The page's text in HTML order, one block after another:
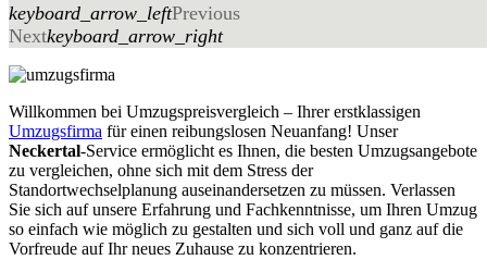
keyboard_arrow_leftPrevious
Nextkeyboard_arrow_right
Willkommen bei Umzugspreisvergleich – Ihrer erstklassigen
Umzugsfirma für einen reibungslosen Neuanfang! Unser
Neckertal-Service ermöglicht es Ihnen, die besten Umzugsangebote
zu vergleichen, ohne sich mit dem Stress der
Standortwechselplanung auseinandersetzen zu müssen. Verlassen
Sie sich auf unsere Erfahrung und Fachkenntnisse, um Ihren Umzug
so einfach wie möglich zu gestalten und sich voll und ganz auf die
Vorfreude auf Ihr neues Zuhause zu konzentrieren.